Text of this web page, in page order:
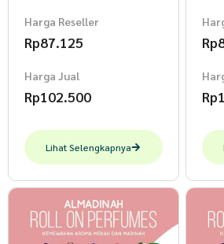
Harga Reseller
Rp87.125
Harga Jual
Rp102.500
Lihat Selengkapnya
Rp
Rp